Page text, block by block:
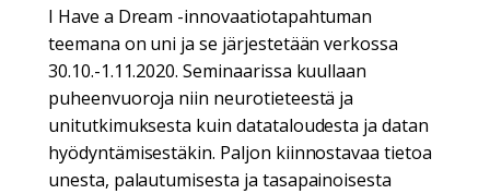
I Have a Dream -innovaatiotapahtuman
teemana on uni ja se järjestetään verkossa
30.10.-1.11.2020. Seminaarissa kuullaan
puheenvuoroja niin neurotieteestä ja
unitutkimuksesta kuin datataloudesta ja datan
hyödyntämisestäkin. Paljon kiinnostavaa tietoa
unesta, palautumisesta ja tasapainoisesta